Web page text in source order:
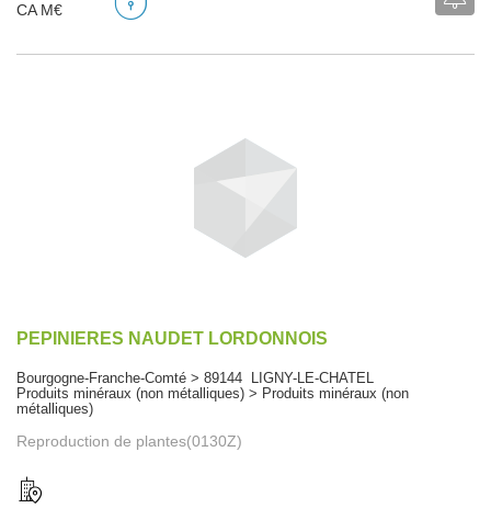
CA M€
PEPINIERES NAUDET LORDONNOIS
Bourgogne-Franche-Comté > 89144 LIGNY-LE-CHATEL
Produits minéraux (non métalliques) > Produits minéraux (non
métalliques)
Reproduction de plantes(0130Z)